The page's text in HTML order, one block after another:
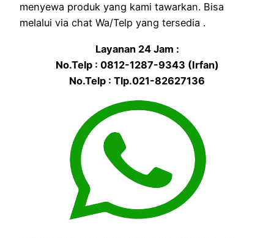
menyewa produk yang kami tawarkan. Bisa
melalui via chat Wa/Telp yang tersedia .
Layanan 24 Jam :
No.Telp : 0812-1287-9343 (Irfan)
No.Telp : Tlp.021-82627136